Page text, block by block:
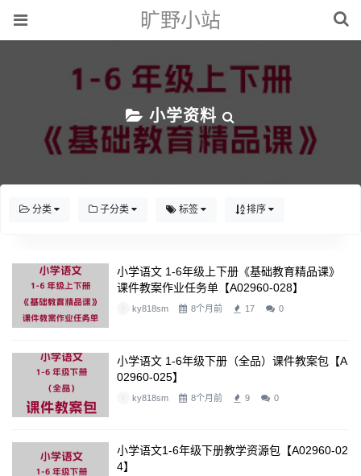
旷野小站
小学资料
分类 子分类 标签 排序
小学语文 1-6年级上下册《基础教育精品课》
课件教案作业任务单【A02960-028】
ky818sm 8个月前 17 0
小学语文 1-6年级下册（全品）课件教案包【A
02960-025】
ky818sm 8个月前 9 0
小学语文1-6年级下册教学资源包【A02960-02
4】